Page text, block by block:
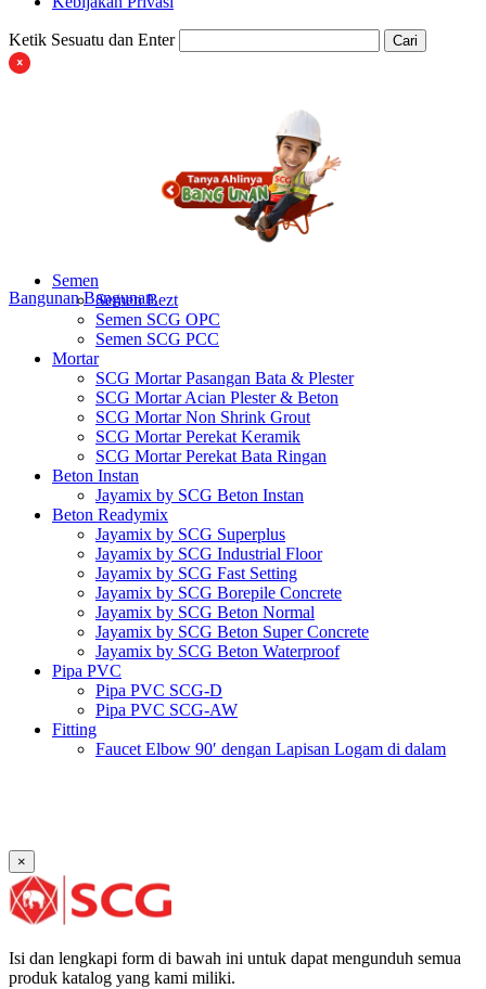
Ketik Sesuatu dan Enter Cari
Bangunan Bangunan
Semen
Semen Bezt
Semen SCG OPC
Semen SCG PCC
Mortar
SCG Mortar Pasangan Bata & Plester
SCG Mortar Acian Plester & Beton
SCG Mortar Non Shrink Grout
SCG Mortar Perekat Keramik
SCG Mortar Perekat Bata Ringan
Beton Instan
Jayamix by SCG Beton Instan
Beton Readymix
Jayamix by SCG Superplus
Jayamix by SCG Industrial Floor
Jayamix by SCG Fast Setting
Jayamix by SCG Borepile Concrete
Jayamix by SCG Beton Normal
Jayamix by SCG Beton Super Concrete
Jayamix by SCG Beton Waterproof
Pipa PVC
Pipa PVC SCG-D
Pipa PVC SCG-AW
Fitting
Faucet Elbow 90′ dengan Lapisan Logam di dalam
Plug SCG AW
Shinkolite
Atap Akrilik Shinkolite Shade
×
Isi dan lengkapi form di bawah ini untuk dapat mengunduh semua
produk katalog yang kami miliki.